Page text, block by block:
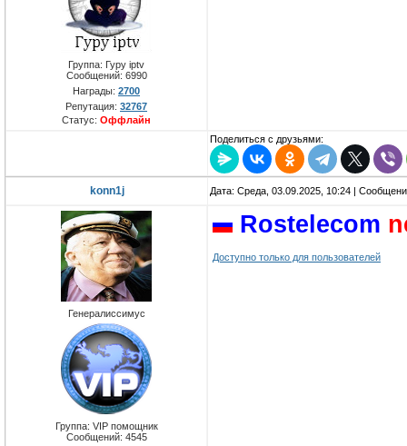
Группа: Гуру iptv
Сообщений: 6990
Награды: 2700
Репутация: 32767
Статус: Оффлайн
Поделиться с друзьями:
konn1j Дата: Среда, 03.09.2025, 10:24 |
Генералиссимус
Группа: VIP помощник
Сообщений: 4545
Rostelecom
Доступно только для пользователей